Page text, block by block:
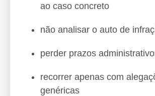
ao caso concreto
não analisar o auto de
perder prazos
recorrer apenas com
genéricas